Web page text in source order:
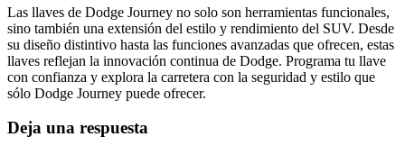
Las llaves de Dodge Journey no solo son herramientas funcionales,
sino también una extensión del estilo y rendimiento del SUV. Desde
su diseño distintivo hasta las funciones avanzadas que ofrecen, estas
llaves reflejan la innovación continua de Dodge. Programa tu llave
con confianza y explora la carretera con la seguridad y estilo que
sólo Dodge Journey puede ofrecer.
Deja una respuesta